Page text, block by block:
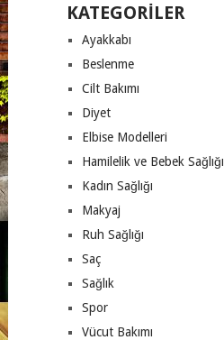
KATEGORILER
Ayakkabı
Beslenme
Cilt Bakımı
Diyet
Elbise Modelleri
Hamilelik ve Bebek Sağlığı
Kadın Sağlığı
Makyaj
Ruh Sağlığı
Saç
Sağlık
Spor
Vücut Bakımı